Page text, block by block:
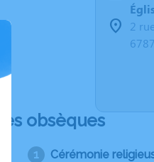
2
obsèques
Cérémonie